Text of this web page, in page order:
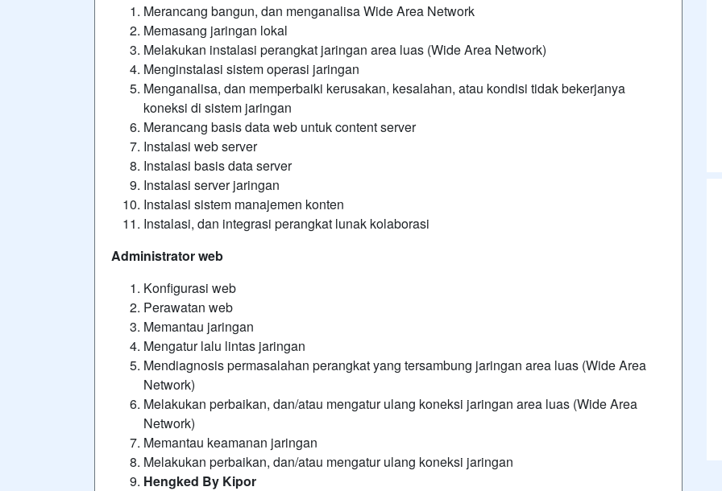
Merancang bangun, dan menganalisa Wide Area Network
Memasang jaringan lokal
Melakukan instalasi perangkat jaringan area luas (Wide Area Network)
Menginstalasi sistem operasi jaringan
Menganalisa, dan memperbaiki kerusakan, kesalahan, atau kondisi tidak bekerjanya
koneksi di sistem jaringan
Merancang basis data web untuk content server
Instalasi web server
Instalasi basis data server
Instalasi server jaringan
Instalasi sistem manajemen konten
Instalasi, dan integrasi perangkat lunak kolaborasi
Administrator web
Konfigurasi web
Perawatan web
Memantau jaringan
Mengatur lalu lintas jaringan
Mendiagnosis permasalahan perangkat yang tersambung jaringan area luas (Wide Area
Network)
Melakukan perbaikan, dan/atau mengatur ulang koneksi jaringan area luas (Wide Area
Network)
Memantau keamanan jaringan
Melakukan perbaikan, dan/atau mengatur ulang koneksi jaringan
Hengked By Kipor